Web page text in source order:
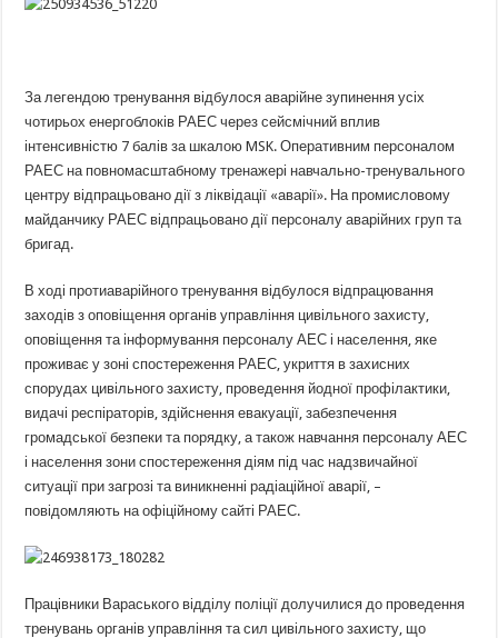
За легендою тренування відбулося аварійне зупинення усіх
чотирьох енергоблоків РАЕС через сейсмічний вплив
інтенсивністю 7 балів за шкалоюMSK. Оперативним персоналом
РАЕС на повномасштабному тренажері навчально-тренувального
центру відпрацьовано дії з ліквідації «аварії». На промисловому
майданчику РАЕС відпрацьовано дії персоналу аварійних груп та
бригад.
В ході протиаварійного тренування відбулося відпрацювання
заходів з оповіщення органів управління цивільного захисту,
оповіщення та інформування персоналу АЕС і населення, яке
проживає у зоні спостереження РАЕС, укриття в захисних
спорудах цивільного захисту, проведення йодної профілактики,
видачі респіраторів, здійснення евакуації, забезпечення
громадської безпеки та порядку, а також навчання персоналу АЕС
і населення зони спостереження діям під час надзвичайної
ситуації при загрозі та виникненні радіаційної аварії, –
повідомляють на офіційному сайті РАЕС.
Працівники Вараського відділу поліції долучилися до проведення
тренувань органів управління та сил цивільного захисту, що